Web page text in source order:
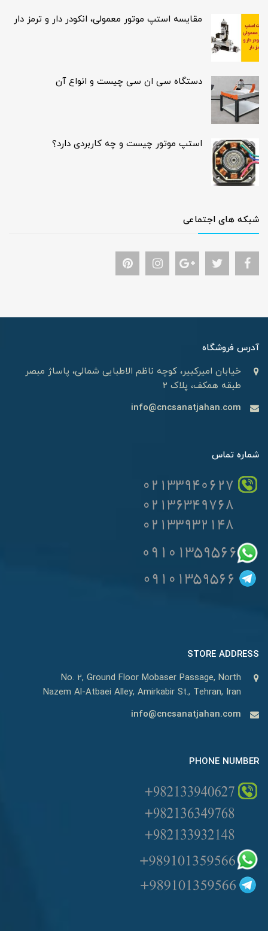
مقایسه استپ موتور معمولی، انکودر دار و ترمز دار
دستگاه سی ان سی چیست و انواع آن
استپ موتور چیست و چه کاربردی دارد؟
شبکه های اجتماعی
آدرس فروشگاه
خیابان امیرکبیر، کوچه ناظم الاطبایی شمالی، پاساژ مبصر
طبقه همکف، پلاک 2
info@cncsanatjahan.com
شماره تماس
STORE ADDRESS
No. 2, Ground Floor Mobaser Passage, North
Nazem Al-Atbaei Alley, Amirkabir St., Tehran, Iran
info@cncsanatjahan.com
PHONE NUMBER